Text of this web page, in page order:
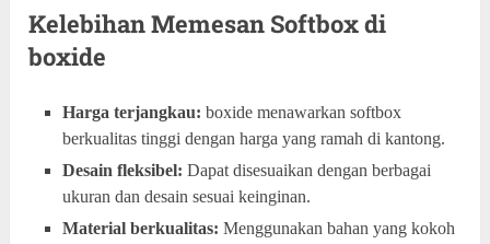
Kelebihan Memesan Softbox di
boxide
Harga terjangkau: boxide menawarkan softbox
berkualitas tinggi dengan harga yang ramah di kantong.
Desain fleksibel: Dapat disesuaikan dengan berbagai
ukuran dan desain sesuai keinginan.
Material berkualitas: Menggunakan bahan yang kokoh